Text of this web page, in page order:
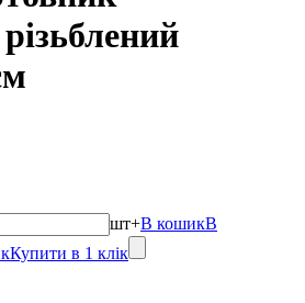
шт+В кошикВ
Купити в 1 клік